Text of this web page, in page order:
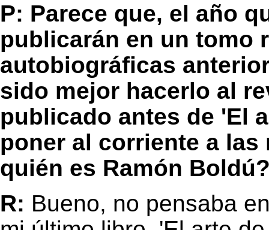
P: Parece que, el año
publicarán en un tomo
autobiográficas
sido mejor hacerlo al
publicado antes de 'El
poner al corriente a
quién es Ramón
R: Bueno, no pensaba